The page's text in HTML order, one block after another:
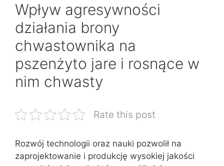
Wpływ agresywności
działania brony
chwastownika na
pszenżyto jare i rosnące w
nim chwasty
Rate this post
Rozwój technologii oraz nauki pozwolił na
zaprojektowanie i produkcję wysokiej jakości